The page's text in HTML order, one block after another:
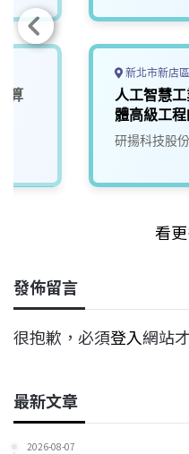
算
新北市新店區
人工智慧
體高級工
研揚科技股
看
發佈留言
很抱歉，必須登入網站
最新文章
2026-08-07